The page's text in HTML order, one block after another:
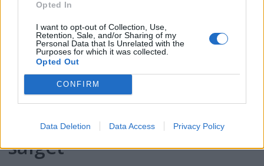
Opted In
I want to opt-out of Collection, Use,
Retention, Sale, and/or Sharing of my
Personal Data that Is Unrelated with the
Purposes for which it was collected.
Opted Out
CONFIRM
Data Deletion Data Access Privacy Policy
Satser på Sting, øker
salget